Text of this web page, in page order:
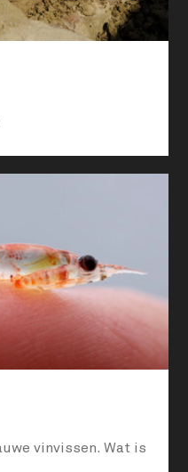
vinvissen. Wat is